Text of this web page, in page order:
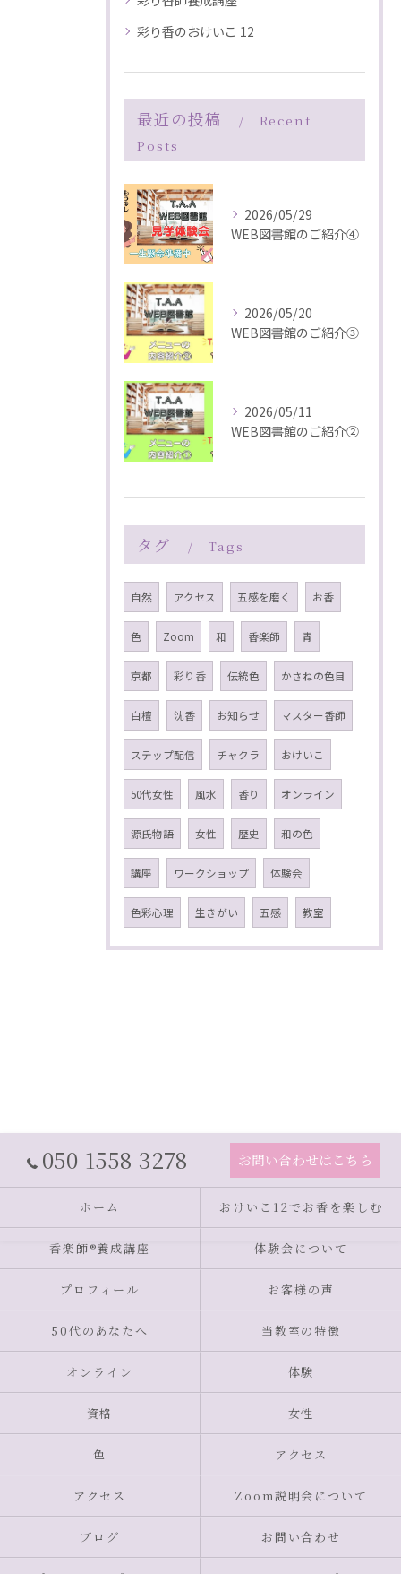
彩り香のおけいこ 12
最近の投稿
Recent
Posts
2026/05/29
WEB図書館のご紹介④
2026/05/20
WEB図書館のご紹介③
2026/05/11
WEB図書館のご紹介②
タグ Tags
自然 アクセス 五感を磨く お香
色 Zoom 和 香楽師 青
京都 彩り香 伝統色 かさねの色目
白檀 沈香 お知らせ マスター香師
ステップ配信 チャクラ おけいこ
50代女性 風水 香り オンライン
源氏物語 女性 歴史 和の色
講座 ワークショップ 体験会
色彩心理 生きがい 五感 教室
050-1558-3278 お問い合わせはこちら
ホーム おけいこ12でお香を楽しむ
香楽師®養成講座 体験会について
プロフィール お客様の声
50代のあなたへ 当教室の特徴
オンライン 体験
資格 女性
色 アクセス
アクセス Zoom説明会について
ブログ お問い合わせ